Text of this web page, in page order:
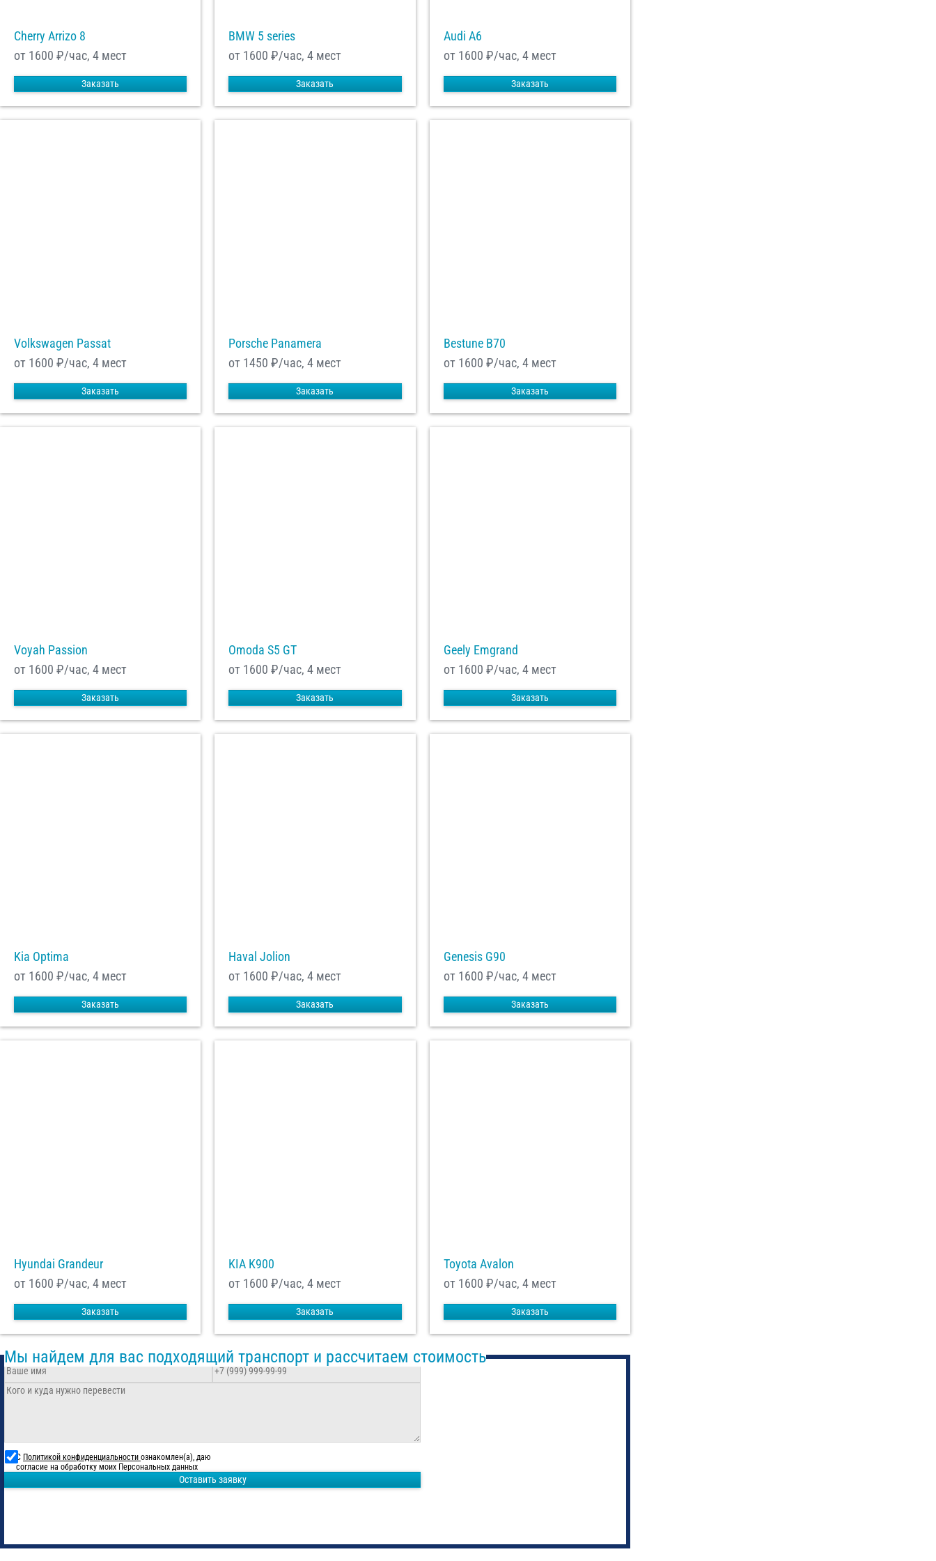
Cherry Arrizo 8
от 1600 ₽/час, 4 мест
Заказать
BMW 5 series
от 1600 ₽/час, 4 мест
Заказать
Audi A6
от 1600 ₽/час, 4 мест
Заказать
Volkswagen Passat
от 1600 ₽/час, 4 мест
Заказать
Porsche Panamera
от 1450 ₽/час, 4 мест
Заказать
Bestune B70
от 1600 ₽/час, 4 мест
Заказать
Voyah Passion
от 1600 ₽/час, 4 мест
Заказать
Omoda S5 GT
от 1600 ₽/час, 4 мест
Заказать
Geely Emgrand
от 1600 ₽/час, 4 мест
Заказать
Kia Optima
от 1600 ₽/час, 4 мест
Заказать
Haval Jolion
от 1600 ₽/час, 4 мест
Заказать
Genesis G90
от 1600 ₽/час, 4 мест
Заказать
Hyundai Grandeur
от 1600 ₽/час, 4 мест
Заказать
KIA K900
от 1600 ₽/час, 4 мест
Заказать
Toyota Avalon
от 1600 ₽/час, 4 мест
Заказать
Мы найдем для вас подходящий транспорт и рассчитаем стоимость
С Политикой конфиденциальности ознакомлен(а), даю
согласие на обработку моих Персональных данных
Оставить заявку